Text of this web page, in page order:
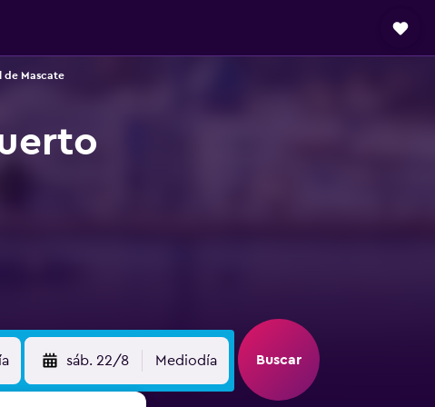
de Mascate
sáb. 22/8 Mediodía Buscar